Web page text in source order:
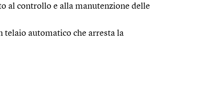
al controllo e alla manutenzione delle
telaio automatico che arresta la